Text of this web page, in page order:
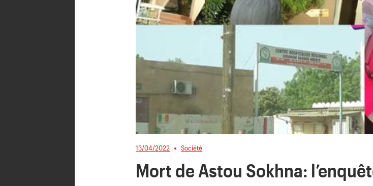
13/04/2022 Société
Mort de Astou Sokhna: